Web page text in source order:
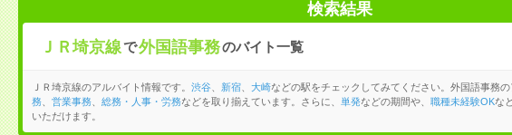
検索結果
ＪＲ埼京線で外国語事務のバイト一覧
ＪＲ埼京線のアルバイト情報です。 渋谷、 新宿、 大崎などの駅をチェックしてみてください。外国語事務の
務、 営業事務、 総務・人事・労務などを取り揃えています。さらに、 単発などの期間や、 職種未経験OKな
いただけます。